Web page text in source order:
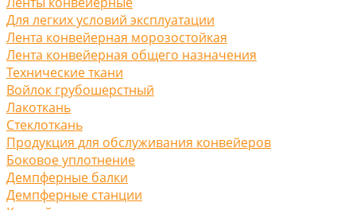
Для легких условий эксплуатации
Лента конвейерная морозостойкая
Лента конвейерная общего назначения
Технические ткани
Войлок грубошерстный
Лакоткань
Стеклоткань
Продукция для обслуживания конвейеров
Боковое уплотнение
Демпферные балки
Демпферные станции